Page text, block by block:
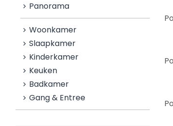
Panorama
Woonkamer
Slaapkamer
Kinderkamer
Keuken
Badkamer
Gang & Entree